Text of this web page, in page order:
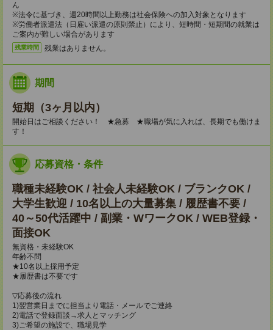
ん
※法令に基づき、週20時間以上勤務は社会保険への加入対象となります
※労働者派遣法（日雇い派遣の原則禁止）により、短時間・短期間の就業は
ご案内が難しい場合があります
残業時間 残業はありません。
期間
短期（3ヶ月以内）
開始日はご相談ください！ ★急募 ★職場が気に入れば、長期でも働けま
す！
応募資格・条件
職種未経験OK / 社会人未経験OK / ブランクOK /
大学生歓迎 / 10名以上の大量募集 / 履歴書不要 /
40～50代活躍中 / 副業・WワークOK / WEB登録・
面接OK
無資格・未経験OK
年齢不問
★10名以上採用予定
★履歴書は不要です
▽応募後の流れ
1)翌営業日までに担当より電話・メールでご連絡
2)電話で登録面談→求人とマッチング
3)ご希望の施設で、職場見学